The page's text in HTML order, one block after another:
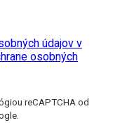
údajov v
osobných
reCAPTCHA od